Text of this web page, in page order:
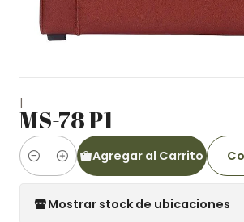
|
MS-78 P1
Cantidad
Agregar al Carrito
Mostrar stock de ubicaciones